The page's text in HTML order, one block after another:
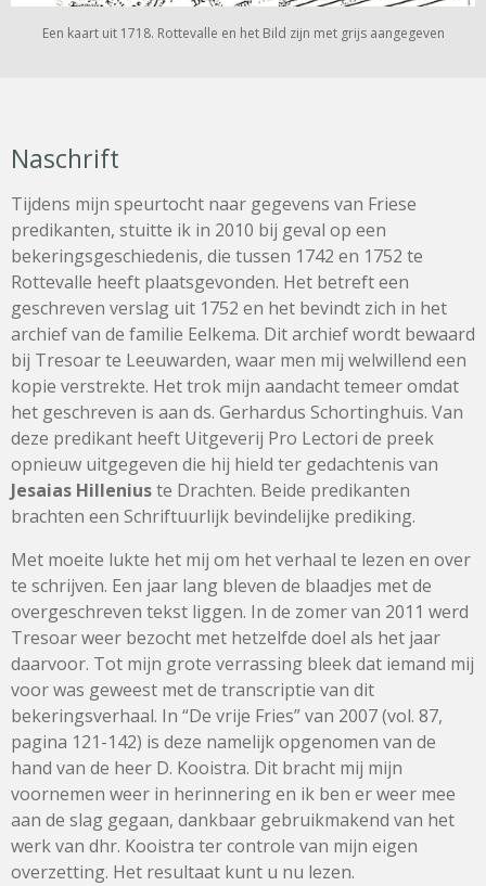
Een kaart uit 1718. Rottevalle en het Bild zijn met grijs aangegeven
Naschrift
Tijdens mijn speurtocht naar gegevens van Friese
predikanten, stuitte ik in 2010 bij geval op een
bekeringsgeschiedenis, die tussen 1742 en 1752 te
Rottevalle heeft plaatsgevonden. Het betreft een
geschreven verslag uit 1752 en het bevindt zich in het
archief van de familie Eelkema. Dit archief wordt bewaard
bij Tresoar te Leeuwarden, waar men mij welwillend een
kopie verstrekte. Het trok mijn aandacht temeer omdat
het geschreven is aan ds. Gerhardus Schortinghuis. Van
deze predikant heeft Uitgeverij Pro Lectori de preek
opnieuw uitgegeven die hij hield ter gedachtenis van
Jesaias Hilleniuste Drachten. Beide predikanten
brachten een Schriftuurlijk bevindelijke prediking.
Met moeite lukte het mij om het verhaal te lezen en over
te schrijven. Een jaar lang bleven de blaadjes met de
overgeschreven tekst liggen. In de zomer van 2011 werd
Tresoar weer bezocht met hetzelfde doel als het jaar
daarvoor. Tot mijn grote verrassing bleek dat iemand mij
voor was geweest met de transcriptie van dit
bekeringsverhaal. In “De vrije Fries” van 2007 (vol. 87,
pagina 121-142) is deze namelijk opgenomen van de
hand van de heer D. Kooistra. Dit bracht mij mijn
voornemen weer in herinnering en ik ben er weer mee
aan de slag gegaan, dankbaar gebruikmakend van het
werk van dhr. Kooistra ter controle van mijn eigen
overzetting. Het resultaat kunt u nu lezen.